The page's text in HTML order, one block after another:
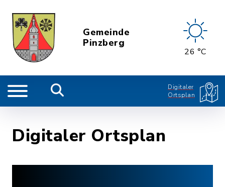
Gemeinde
Pinzberg
26 °C
Digitaler
Ortsplan
Digitaler Ortsplan